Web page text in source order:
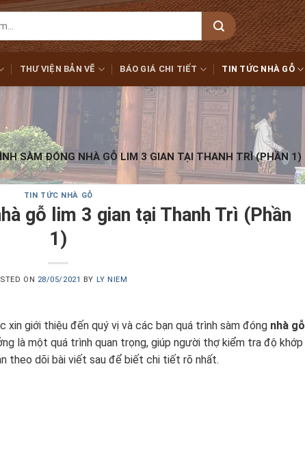
THƯ VIỆN BẢN VẼ BÁO GIÁ CHI TIẾT TIN TỨC NHÀ GỖ
SÀM ĐÓNG NHÀ GỖ LIM 3 GIAN TẠI THANH TRÌ (PHẦN 1)
TIN TỨC NHÀ GỖ
gỗ lim 3 gian tại Thanh Trì (Phần
1)
ON 28/05/2021 BY LY NIEM
xin giới thiệu đến quý vị và các bạn quá trình sàm đóng nhà gỗ
là một quá trình quan trọng, giúp người thợ kiểm tra độ khớp
theo dõi bài viết sau để biết chi tiết rõ nhất.